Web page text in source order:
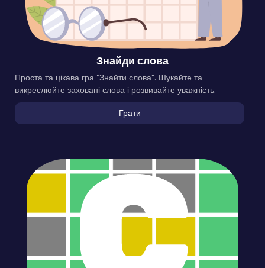
Знайди слова
Проста та цікава гра “Знайти слова”. Шукайте та
викреслюйте заховані слова і розвивайте уважність.
Грати